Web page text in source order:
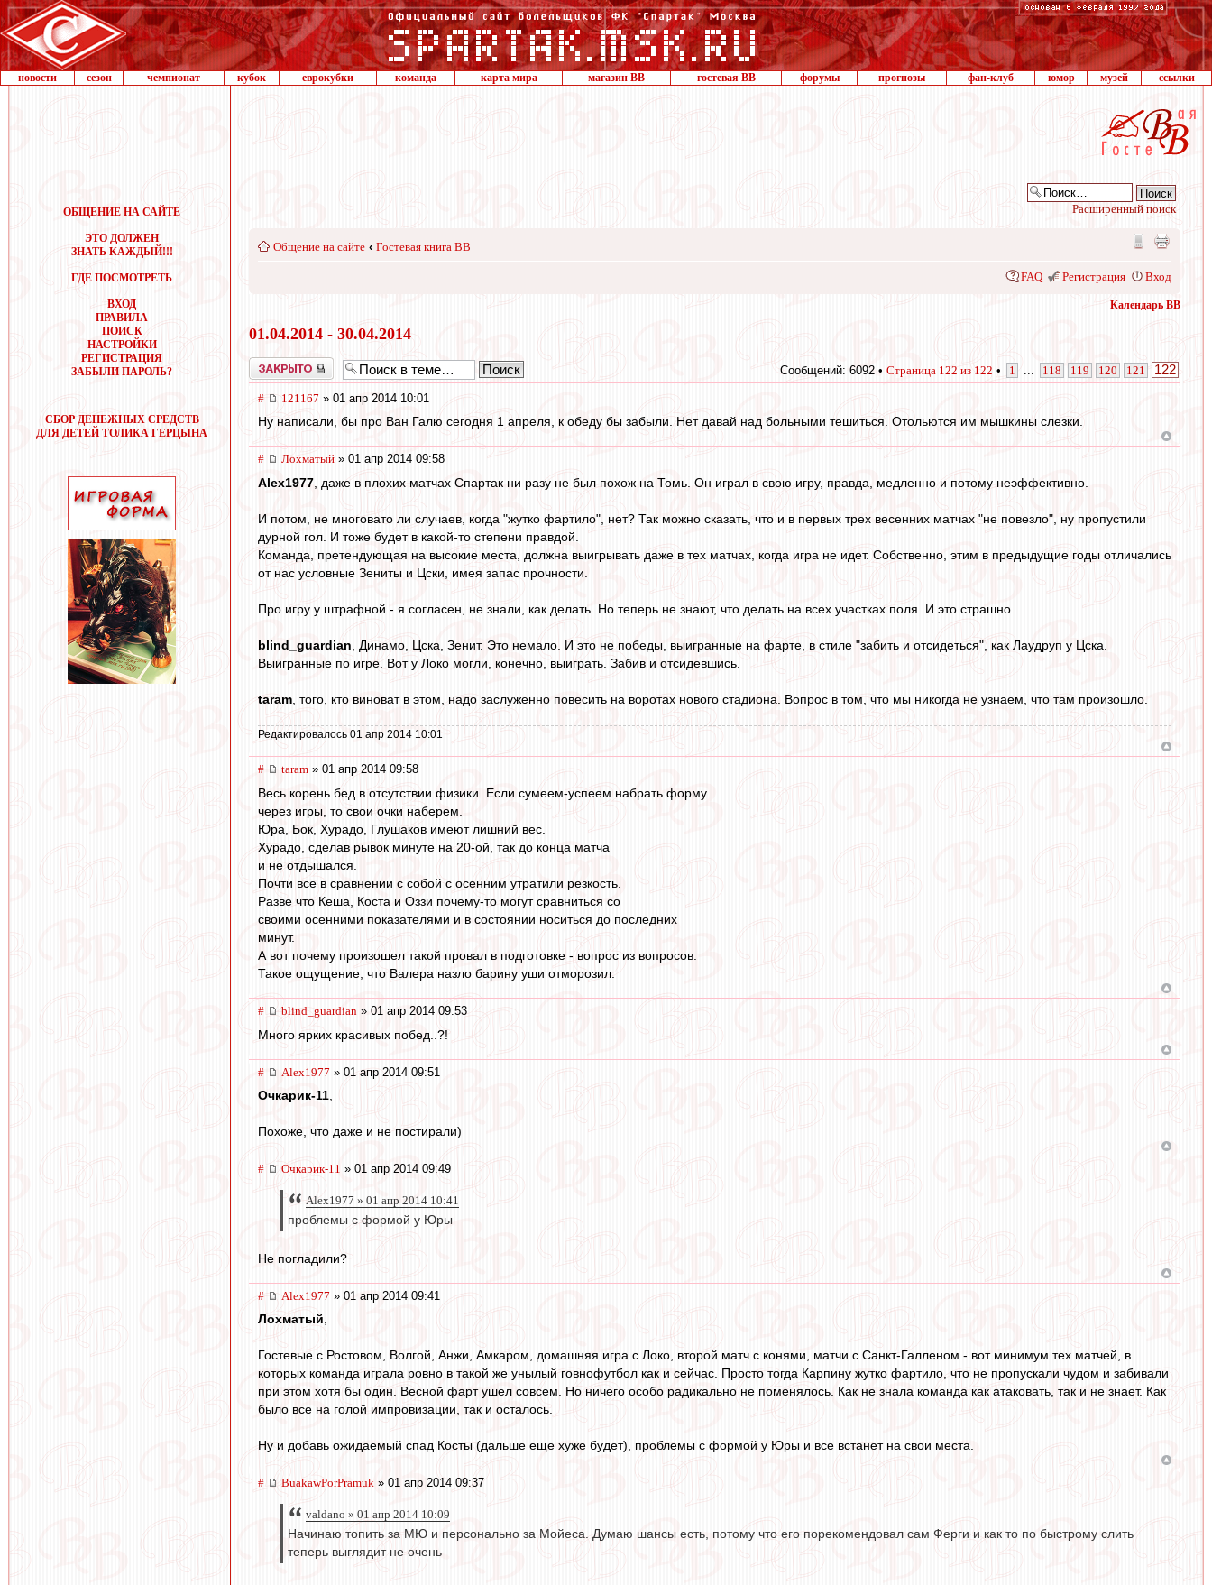
новости сезон чемпионат кубок еврокубки команда карта мира магазин ВВ гостевая ВВ форумы прогнозы фан-клуб юмор музей ссылки
ОБЩЕНИЕ НА САЙТЕ
ЭТО ДОЛЖЕН
ЗНАТЬ КАЖДЫЙ!!!
ГДЕ ПОСМОТРЕТЬ
ВХОД
ПРАВИЛА
ПОИСК
НАСТРОЙКИ
РЕГИСТРАЦИЯ
ЗАБЫЛИ ПАРОЛЬ?
СБОР ДЕНЕЖНЫХ СРЕДСТВ
ДЛЯ ДЕТЕЙ ТОЛИКА ГЕРЦЫНА
Расширенный поиск
Общение на сайте ‹ Гостевая книга ВВ
FAQ Регистрация Вход
Календарь ВВ
01.04.2014 - 30.04.2014
Закрыто Сообщений: 6092 • Страница 122 из 122 • 1 118 119 120 121 122
# 121167 » 01 апр 2014 10:01
Ну написали, бы про Ван Галю сегодня 1 апреля, к обеду бы забыли. Нет давай над больными тешиться. Отольются им мышкины слезки.
# Лохматый » 01 апр 2014 09:58
Alex1977 , даже в плохих матчах Спартак ни разу не был похож на Томь. Он играл в свою игру, правда, медленно и потому неэффективно.
И потом, не многовато ли случаев, когда "жутко фартило", нет? Так можно сказать, что и в первых трех весенних матчах "не повезло", ну пропустили
дурной гол. И тоже будет в какой-то степени правдой.
Команда, претендующая на высокие места, должна выигрывать даже в тех матчах, когда игра не идет. Собственно, этим в предыдущие годы отличались
от нас условные Зениты и Цски, имея запас прочности.
Про игру у штрафной - я согласен, не знали, как делать. Но теперь не знают, что делать на всех участках поля. И это страшно.
blind_guardian , Динамо, Цска, Зенит. Это немало. И это не победы, выигранные на фарте, в стиле "забить и отсидеться", как Лаудруп у Цска.
Выигранные по игре. Вот у Локо могли, конечно, выиграть. Забив и отсидевшись.
taram , того, кто виноват в этом, надо заслуженно повесить на воротах нового стадиона. Вопрос в том, что мы никогда не узнаем, что там произошло.
Редактировалось 01 апр 2014 10:01
# taram » 01 апр 2014 09:58
Весь корень бед в отсутствии физики. Если сумеем-успеем набрать форму
через игры, то свои очки наберем.
Юра, Бок, Хурадо, Глушаков имеют лишний вес.
Хурадо, сделав рывок минуте на 20-ой, так до конца матча
и не отдышался.
Почти все в сравнении с собой с осенним утратили резкость.
Разве что Кеша, Коста и Оззи почему-то могут сравниться со
своими осенними показателями и в состоянии носиться до последних
минут.
А вот почему произошел такой провал в подготовке - вопрос из вопросов.
Такое ощущение, что Валера назло барину уши отморозил.
# blind_guardian » 01 апр 2014 09:53
Много ярких красивых побед..?!
# Alex1977 » 01 апр 2014 09:51
Очкарик-11,
Похоже, что даже и не постирали)
# Очкарик-11 » 01 апр 2014 09:49
Alex1977 » 01 апр 2014 10:41
проблемы с формой у Юры
Не погладили?
# Alex1977 » 01 апр 2014 09:41
Лохматый,
Гостевые с Ростовом, Волгой, Анжи, Амкаром, домашняя игра с Локо, второй матч с конями, матчи с Санкт-Галленом - вот минимум тех матчей, в
которых команда играла ровно в такой же унылый говнофутбол как и сейчас. Просто тогда Карпину жутко фартило, что не пропускали чудом и забивали
при этом хотя бы один. Весной фарт ушел совсем. Но ничего особо радикально не поменялось. Как не знала команда как атаковать, так и не знает. Как
было все на голой импровизации, так и осталось.
Ну и добавь ожидаемый спад Косты (дальше еще хуже будет), проблемы с формой у Юры и все встанет на свои места.
# BuakawPorPramuk » 01 апр 2014 09:37
valdano » 01 апр 2014 10:09
Начинаю топить за МЮ и персонально за Мойеса. Думаю шансы есть, потому что его порекомендовал сам Ферги и как то по быстрому слить
теперь выглядит не очень